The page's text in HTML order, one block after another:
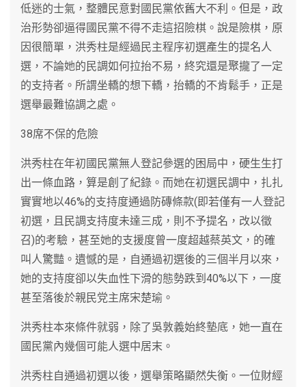
低迷的士氣，整體民意對國民黨依舊大不利。但是，政
治形勢卻逼得國民黨不得不走這招險棋。說是險棋，原
因很簡單，洪秀柱是經過民主程序初選產生的提名人
選，不論她的民調如何拉抬不易，終究還是聚攏了一定
的支持者。所謂坐轎的想下轎，抬轎的不肯鬆手，正是
選舉最難協調之處。
38席不保的危險
洪秀柱在年初國民黨無人登記參選的困局中，硬生生打
出一條血路，算是創了紀錄。而她在初選民調中，扎扎
實實地以46%的支持度通過防磚條款(即若僅有一人登記
初選，且民調支持度未達三成，則不予提名，改以徵
召)的考驗，甚至她的支援度曾一度超越蔡英文，的確
叫人驚豔。遺憾的是，自通過初選後的三個半月以來，
她的支持度卻以失血性下滑的態勢跌到40%以下，一度
甚至落後於親民党主席宋楚瑜。
洪秀柱本來條件就弱，除了吳敦義始終墊底，她一直在
國民黨內幾個可能人選中居末。
洪秀柱自通過初選以後，選舉策略顯然失衡。一位財經